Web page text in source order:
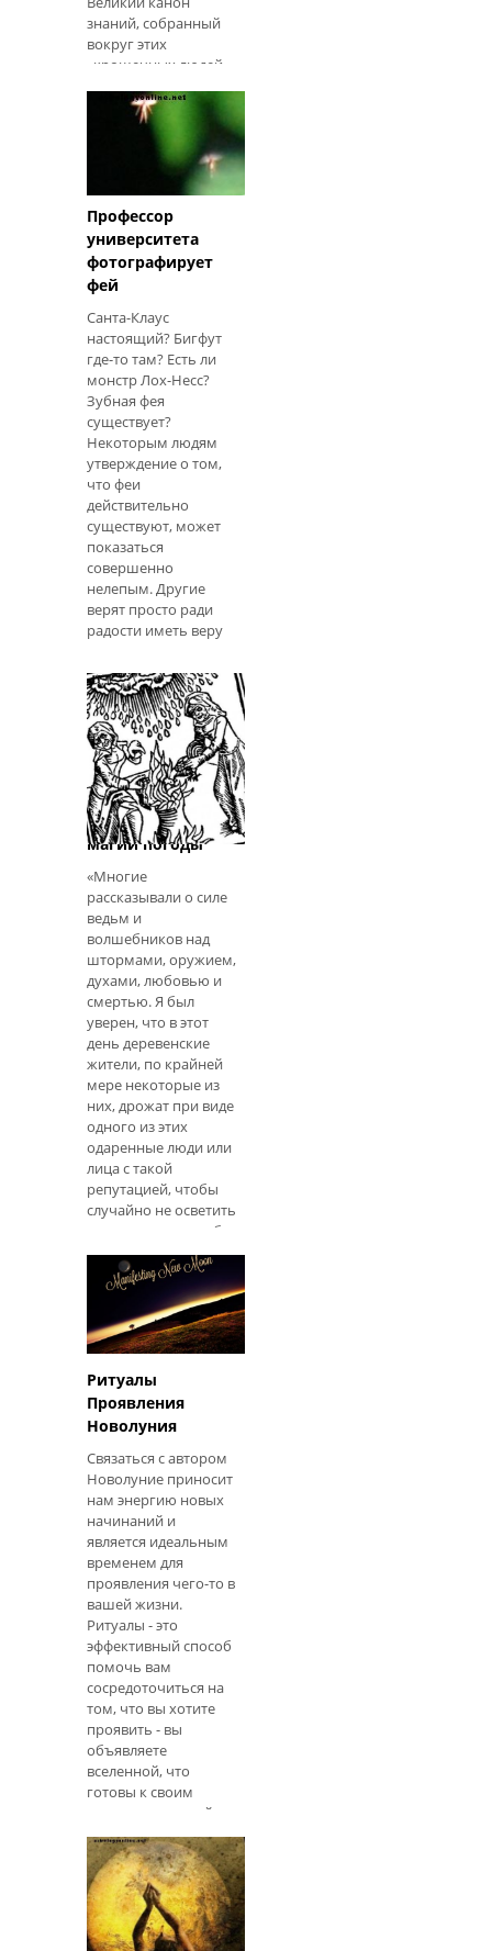
знаний, собранный
вокруг этих
«крошечных людей»
совсем не очень
маленькими!).
Мифологи, как
правило, изучали
пантеоны великих
богов и богинь,
приключения
которых были
Профессор
университета
фотографирует
фей
Санта-Клаус
настоящий? Бигфут
где-то там? Есть ли
монстр Лох-Несс?
Зубная фея
существует?
Некоторым людям
утверждение о том,
что феи
действительно
существуют, может
показаться
совершенно
нелепым. Другие
верят просто ради
радости иметь веру
но что, если на
самом деле были
доказательства
существования фей?
Ну, может быть:
Профессор Дж
Призыватели
бури - Искусство
магии погоды
«Многие
рассказывали о силе
ведьм и
волшебников над
штормами, оружием,
духами, любовью и
смертью. Я был
уверен, что в этот
день деревенские
жители, по крайней
мере некоторые из
них, дрожат при виде
одного из этих
одаренные люди или
лица с такой
репутацией, чтобы
случайно не осветить
их колдунами, чтобы
вызвать у него
неприязнь ". -
Преподобный
Освальд Кокейн, 1864
Погода. Самые
непредсказуемые и
наиболее важные для
тех, кто живет за
пределами земли, на
протяжении веков
были предприняты
попытки предсказать
и даже
контролировать
солнце, ветер и
дождь. Хорошая
погода обеспечит
обильный урожай
Ритуалы
Проявления
Новолуния
Связаться с автором
Новолуние приносит
нам энергию новых
начинаний и
является идеальным
временем для
проявления чего-то в
вашей жизни.
Ритуалы - это
эффективный способ
помочь вам
сосредоточиться на
том, что вы хотите
проявить - вы
объявляете
вселенной, что
готовы к своим
намерениям прийти
к вам. Чем более
личным является
ритуал, тем более он
становится мощным,
поэтому я
рекомендую вам со